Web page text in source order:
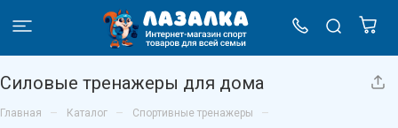
Силовые тренажеры для дома
Главная – Каталог – Спортивные тренажеры –